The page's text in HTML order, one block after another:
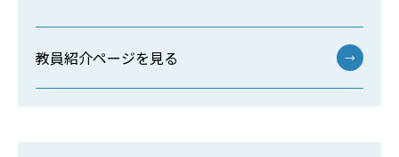
教員紹介ページを見る →